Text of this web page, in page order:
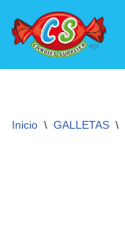
Ir
Inicio \ GALLETAS \